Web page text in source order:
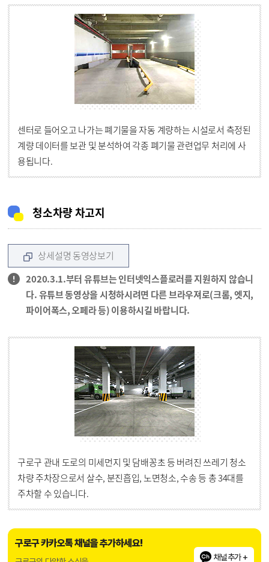
센터로 들어오고 나가는 폐기물을 자동 계량하는 시설로서 측정된
계량 데이터를 보관 및 분석하여 각종 폐기물 관련업무 처리에 사
용됩니다.
청소차량 차고지
상세설명 동영상보기
2020.3.1.부터 유튜브는 인터넷익스플로러를 지원하지 않습니
다. 유튜브 동영상을 시청하시려면 다른 브라우져로(크롬, 엣지,
파이어폭스, 오페라 등) 이용하시길 바랍니다.
구로구 관내 도로의 미세먼지 및 담배꽁초 등 버려진 쓰레기 청소
차량 주차장으로서 살수, 분진흡입, 노면청소, 수송 등 총 34대를
주차할 수 있습니다.
구로구 카카오톡 채널을 추가하세요!
채널추가 +